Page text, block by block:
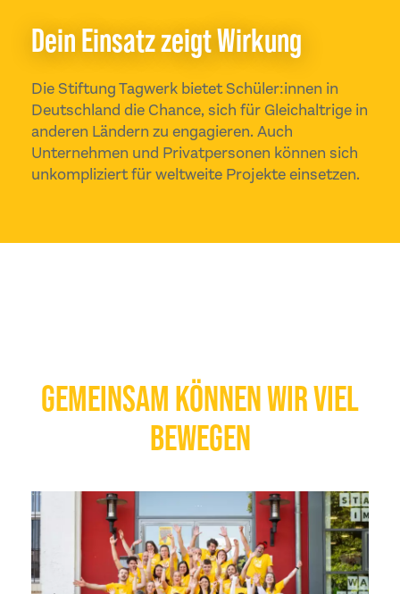
Dein Einsatz zeigt Wirkung
Die Stiftung Tagwerk bietet Schüler:innen in
Deutschland die Chance, sich für Gleichaltrige in
anderen Ländern zu engagieren. Auch
Unternehmen und Privatpersonen können sich
unkompliziert für weltweite Projekte einsetzen.
GEMEINSAM KÖNNEN WIR VIEL
BEWEGEN